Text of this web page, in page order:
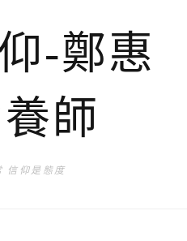
-鄭惠
師
信仰是態度